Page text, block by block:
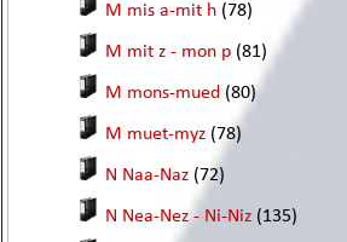
M mis a-mit h (78)
M mit z - mon p (81)
M mons-mued (80)
M muet-myz (78)
N Naa-Naz (72)
N Nea-Nez - Ni-Niz (135)